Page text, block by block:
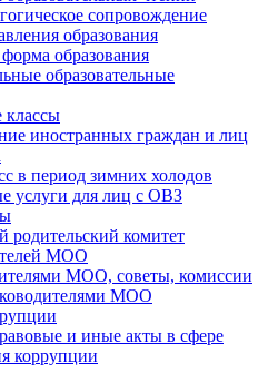
сопровождение
образования
образования
образовательные
иностранных граждан и лиц
в период зимних холодов
услуги для лиц с ОВЗ
комитет
МОО
МОО, советы, комиссии
МОО
и иные акты в сфере
коррупции